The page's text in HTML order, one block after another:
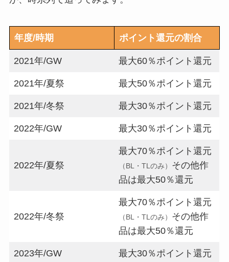
年度/時期 ポイント還元の割合
2021年/GW 最大60％ポイント還元
2021年/夏祭 最大50％ポイント還元
2021年/冬祭 最大30％ポイント還元
2022年/GW 最大30％ポイント還元
2022年/夏祭
最大70％ポイント還元
（BL・TLのみ） その他作
品は最大50％還元
2022年/冬祭
最大70％ポイント還元
（BL・TLのみ） その他作
品は最大50％還元
2023年/GW 最大30％ポイント還元